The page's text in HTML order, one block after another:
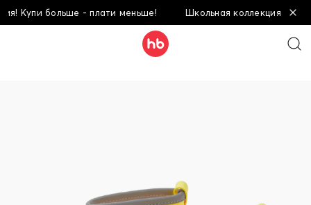
Купи больше - плати меньше! Школьная коллекция! Купи